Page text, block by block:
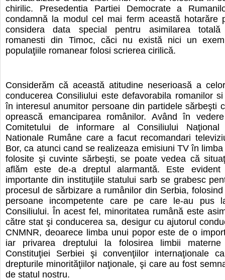
chirilic. Presedentia Partiei Democrate a
condamnă la modul cel mai ferm această hotarăre
considera data special pentru asimilarea
romanesti din Timoc, căci nu există nici un
populaţiile romanear folosi scrierea cirilică.
Considerăm că această atitudine neserioasă a
conducerea Consiliului este defavorabila romanilor
în interesul anumitor persoane din partidele sărbeşti
oprească emanciparea românilor. Având în
Comitetului de informare al Consiliului
Nationale Rumâne care a facut recomandari
Bor, ca atunci cand se realizeaza emisiuni TV în
folosite şi cuvinte sărbeşti, se poate vedea că
aflăm este de-a dreptul alarmantă. Este evident
importante din instituţiile statului sarb se grabesc
procesul de sărbizare a rumânilor din Serbia,
persoane incompetente care pe care le-au pus
Consiliului. În acest fel, minoritatea rumână este
către stat şi conducerea sa, desigur cu ajutorul
CNMNR, deoarece limba unui popor este de o
iar privarea dreptului la folosirea limbii
Constituţiei Serbiei şi convenţiilor internaţionale
drepturile minorităţiilor naţionale, şi care au fost
de statul nostru.